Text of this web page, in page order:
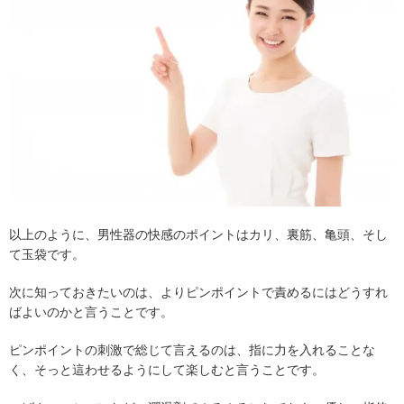
以上のように、男性器の快感のポイントはカリ、裏筋、亀頭、そし
て玉袋です。
次に知っておきたいのは、よりピンポイントで責めるにはどうすれ
ばよいのかと言うことです。
ピンポイントの刺激で総じて言えるのは、指に力を入れることな
く、そっと這わせるようにして楽しむと言うことです。